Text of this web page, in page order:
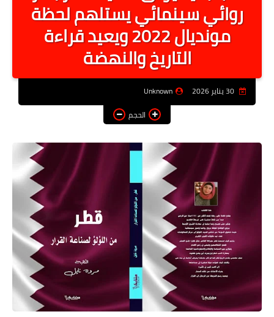
أخبار الرياصة
الطب البديل
منوعات
عاجل
الطقس
معلومه قانونيه
تكنولوجيا المعلومات
حوادث وقضايا
روائي سينمائي يستلهم لحظة
مونديال 2022 ويعيد قراءة
التاريخ والنهضة
30 يناير 2026
Unknown
الحجم